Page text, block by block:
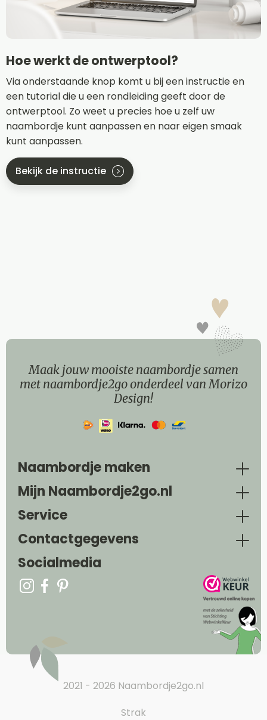
Hoe werkt de ontwerptool?
Via onderstaande knop komt u bij een instructie en
een tutorial die u een rondleiding geeft door de
ontwerptool. Zo weet u precies hoe u zelf uw
naambordje kunt aanpassen en naar eigen smaak
kunt aanpassen.
Bekijk de instructie
Maak jouw mooiste naambordje samen
met naambordje2go onderdeel van Morizo
Design!
Naambordje maken
Mijn Naambordje2go.nl
Service
Contactgegevens
Socialmedia
2021 - 2026 Naambordje2go.nl
Strak